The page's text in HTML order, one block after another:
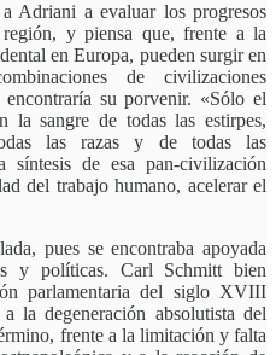
Adriani a evaluar los progresos
y piensa que, frente a la
en Europa, pueden surgir en
de civilizaciones
su porvenir. «Sólo el
la sangre de todas las estirpes,
las razas y de todas las
síntesis de esa pan-civilización
del trabajo humano, acelerar el
pues se encontraba apoyada
y políticas. Carl Schmitt bien
parlamentaria del siglo XVIII
la degeneración absolutista del
frente a la limitación y falta